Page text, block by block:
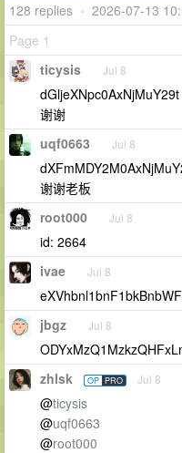
128 replies • 2026-07-13
Page 1
ticysis Jul 8
dGljeXNpc0AxNjMuY29t
谢谢
uqf0663 Jul 8
谢谢老板
root000 Jul 8
id: 2664
ivae Jul 8
jbgz Jul 8
zhlsk OP PRO Jul 8
@ticysis
@uqf0663
@root000